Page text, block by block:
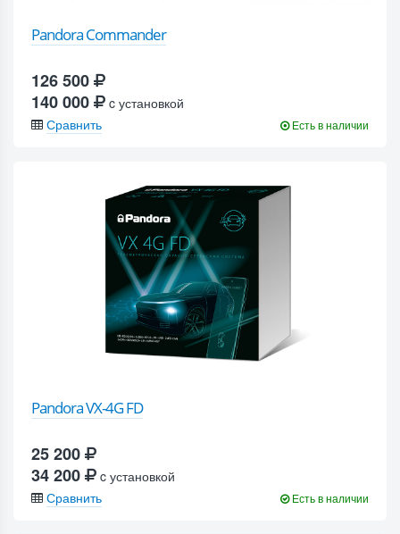
Pandora Commander
126 500
140 000
c установкой
Сравнить
Есть в наличии
Pandora VX-4G FD
25 200
34 200
c установкой
Сравнить
Есть в наличии